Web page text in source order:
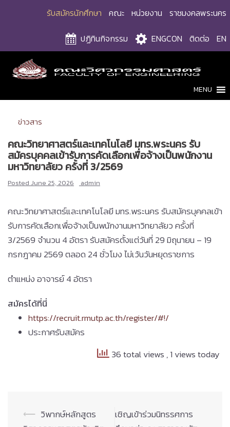
รับสมัครนักศึกษา คณะ หน่วยงาน ราชมงคลพระนคร
ปฏิทินกิจกรรม ENGCON ติดต่อ EN
MENU
ข่าวสาร
คณะวิทยาศาสตร์และเทคโนโลยี มทร.พระนคร รับ
สมัครบุคคลเข้ารับการคัดเลือกเพื่อจ้างเป็นพนักงาน
มหาวิทยาลัยว ครั้งที่ 3/2569
Posted June 25, 2026 admin
คณะวิทยาศาสตร์และเทคโนโลยี มทร.พระนคร รับสมัครบุคคลเข้า
รับการคัดเลือกเพื่อจ้างเป็นพนักงานมหาวิทยาลัยว ครั้งที่
3/2569 จำนวน 4 อัตรา รับสมัครตั้งแต่วันที่ 29 มิถุนายน – 19
กรกฎาคม 2569 ตลอด 24 ชั่วโมง ไม่เว้นวันหยุดราชการ
ตำแหน่ง อาจารย์ 4 อัตรา
สมัครได้ที่นี่
https://recruit.rmutp.ac.th/register/#!/
ประกาศรับสมัคร
36 total views , 1 views today
Post
⟵ วิพากษ์หลักสูตร
เชิญเข้าร่วมนิทรรศการ